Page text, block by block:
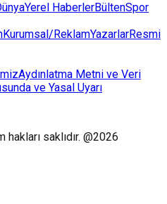
Yerel HaberlerBültenSpor
Kurumsal/ReklamYazarlarResmi
Aydınlatma Metni ve Veri
ve Yasal Uyarı
hakları saklıdır. @2026